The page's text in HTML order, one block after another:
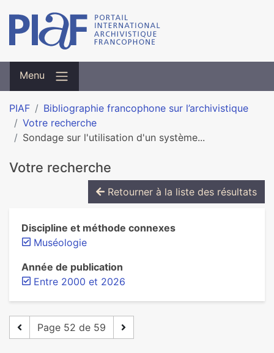
Menu
PIAF
Bibliographie francophone sur l’archivistique
Votre recherche
Sondage sur l'utilisation d'un système...
Votre recherche
Retourner à la liste des résultats
Discipline et méthode connexes
Muséologie
Année de publication
Entre 2000 et 2026
Page 52 de 59